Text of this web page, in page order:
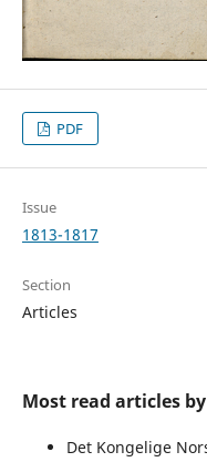
PDF
Issue
1813-1817
Section
Articles
Most read articles
Det Kongelige